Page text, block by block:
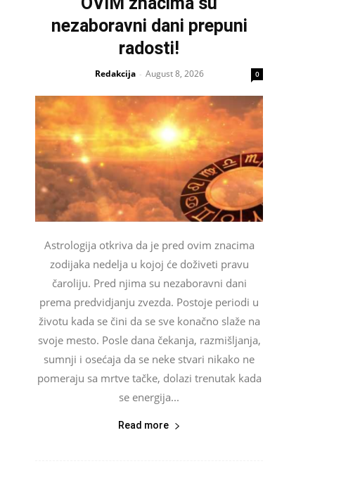
nezaboravni dani prepuni
radosti!
Redakcija - August 8, 2026 0
Astrologija otkriva da je pred ovim znacima
zodijaka nedelja u kojoj će doživeti pravu
čaroliju. Pred njima su nezaboravni dani
prema predvidjanju zvezda. Postoje periodi u
životu kada se čini da se sve konačno slaže na
svoje mesto. Posle dana čekanja, razmišljanja,
sumnji i osećaja da se neke stvari nikako ne
pomeraju sa mrtve tačke, dolazi trenutak kada
se energija...
Read more